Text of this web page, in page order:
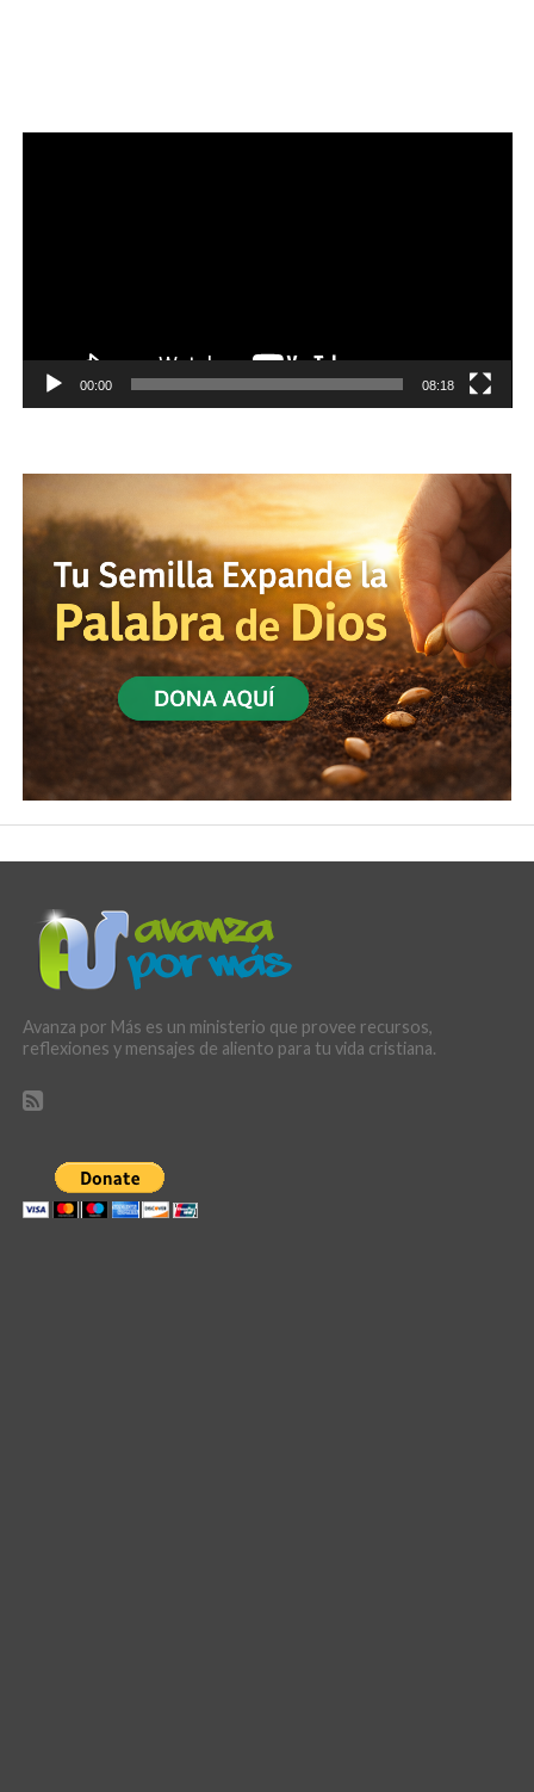
Reproductor
00:00 08:18
Avanza por Más es un ministerio que provee recursos,
reflexiones y mensajes de aliento para tu vida cristiana.